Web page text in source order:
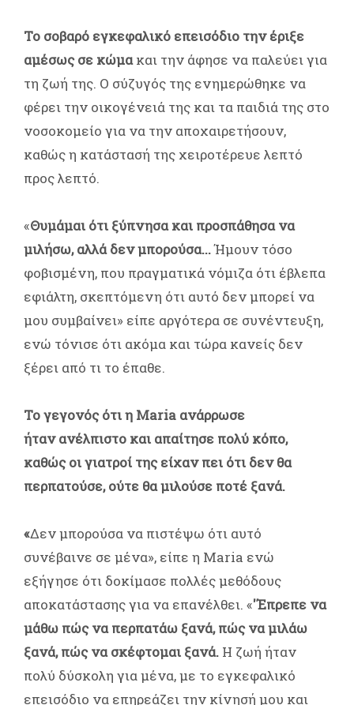
Το σοβαρό εγκεφαλικό επεισόδιο την έριξε
αμέσως σε κώμακαι την άφησε να παλεύει για
τη ζωή της. Ο σύζυγός της ενημερώθηκε να
φέρει την οικογένειά της και τα παιδιά της στο
νοσοκομείο για να την αποχαιρετήσουν,
καθώς η κατάστασή της χειροτέρευε λεπτό
προς λεπτό.
«Θυμάμαι ότι ξύπνησα και προσπάθησα να
μιλήσω, αλλά δεν μπορούσα...Ήμουν τόσο
φοβισμένη, που πραγματικά νόμιζα ότι έβλεπα
εφιάλτη, σκεπτόμενη ότι αυτό δεν μπορεί να
μου συμβαίνει» είπε αργότερα σε συνέντευξη,
ενώ τόνισε ότι ακόμα και τώρα κανείς δεν
ξέρει από τι το έπαθε.
Το γεγονός ότι η Maria ανάρρωσε
ήταν ανέλπιστο και απαίτησε πολύ κόπο,
καθώς οι γιατροί της είχαν πει ότι δεν θα
περπατούσε, ούτε θα μιλούσε ποτέ ξανά.
«Δεν μπορούσα να πιστέψω ότι αυτό
συνέβαινε σε μένα», είπε η Maria ενώ
εξήγησε ότι δοκίμασε πολλές μεθόδους
αποκατάστασης για να επανέλθει. «'Έπρεπε να
μάθω πώς να περπατάω ξανά, πώς να μιλάω
ξανά, πώς να σκέφτομαι ξανά. Η ζωή ήταν
πολύ δύσκολη για μένα, με το εγκεφαλικό
επεισόδιο να επηρεάζει την κίνησή μου και